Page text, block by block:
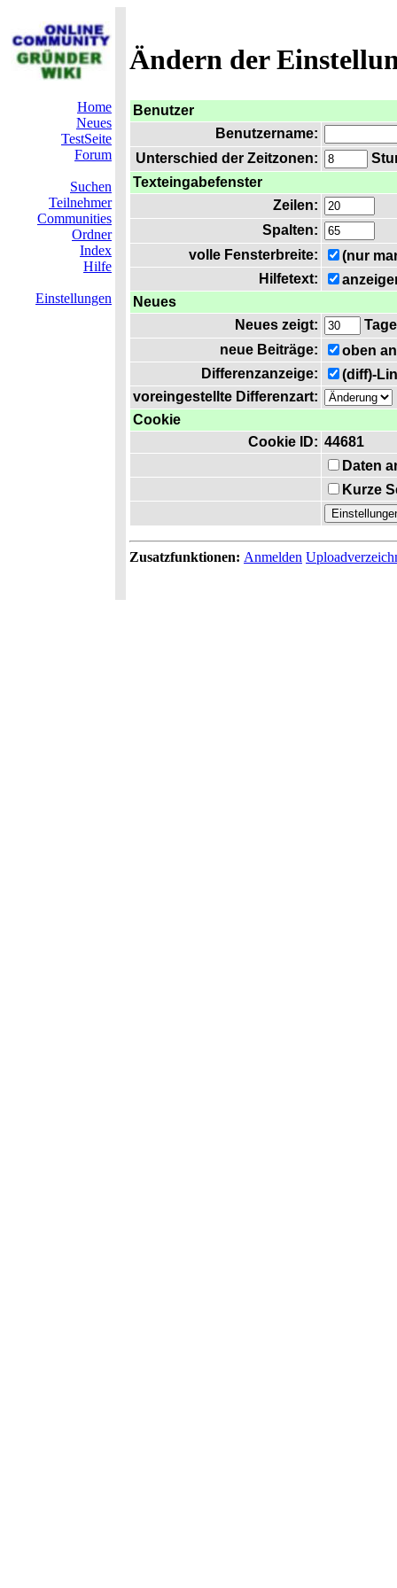
Ändern der
Home
Neues
TestSeite
Forum
Suchen
Teilnehmer
Communities
Ordner
Index
Hilfe
Einstellungen
Benutzer
Benutzername:
Unterschied der Zeitzonen:
Texteingabefenster
Zeilen:
Spalten:
volle Fensterbreite:
(nur
Hilfetext:
Neues
Neues zeigt:
Tage
neue Beiträge:
oben
Differenzanzeige:
(diff)-
voreingestellte Differenzart:
Cookie
Cookie ID: 44681
Daten
Kurze
Zusatzfunktionen: Anmelden